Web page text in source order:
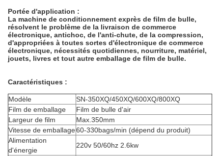
Portée d'application :
La machine de conditionnement exprès de film de bulle,
résolvent le problème de la livraison de commerce
électronique, antichoc, de l'anti-chute, de la compression,
d'appropriées à toutes sortes d'électronique de commerce
électronique, nécessités quotidiennes, nourriture, matériel,
jouets, livres et tout autre emballage de film de bulle.
Caractéristiques :
Modèle
SN-350XQ/450XQ/600XQ/800XQ
Film de emballage
Film de bulle d'air
Largeur de film
Max.350mm
Vitesse de emballage60-330bags/min (dépend du produit)
Alimentation
d'énergie
220v 50/60hz 2.6kw